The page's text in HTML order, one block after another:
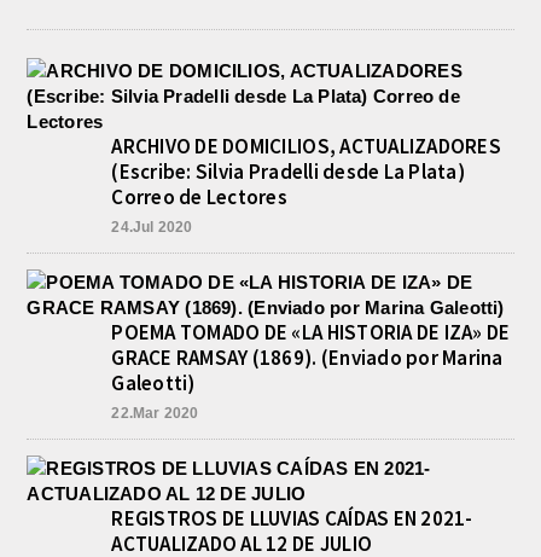
ARCHIVO DE DOMICILIOS, ACTUALIZADORES
(Escribe: Silvia Pradelli desde La Plata)
Correo de Lectores
24.Jul 2020
POEMA TOMADO DE «LA HISTORIA DE IZA» DE
GRACE RAMSAY (1869). (Enviado por Marina
Galeotti)
22.Mar 2020
REGISTROS DE LLUVIAS CAÍDAS EN 2021-
ACTUALIZADO AL 12 DE JULIO